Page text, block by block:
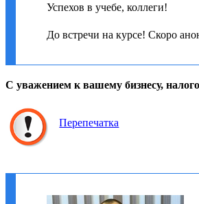
Успехов в учебе, коллеги!
До встречи на курсе! Скоро
С уважением к вашему бизнесу,
Перепечатка